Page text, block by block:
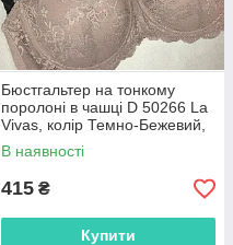
Бюстгальтер на тонкому
поролоні в чашці D 50266 La
Vivas, колір Темно-Бежевий,
розмір 80D
В наявності
415 ₴
Купити